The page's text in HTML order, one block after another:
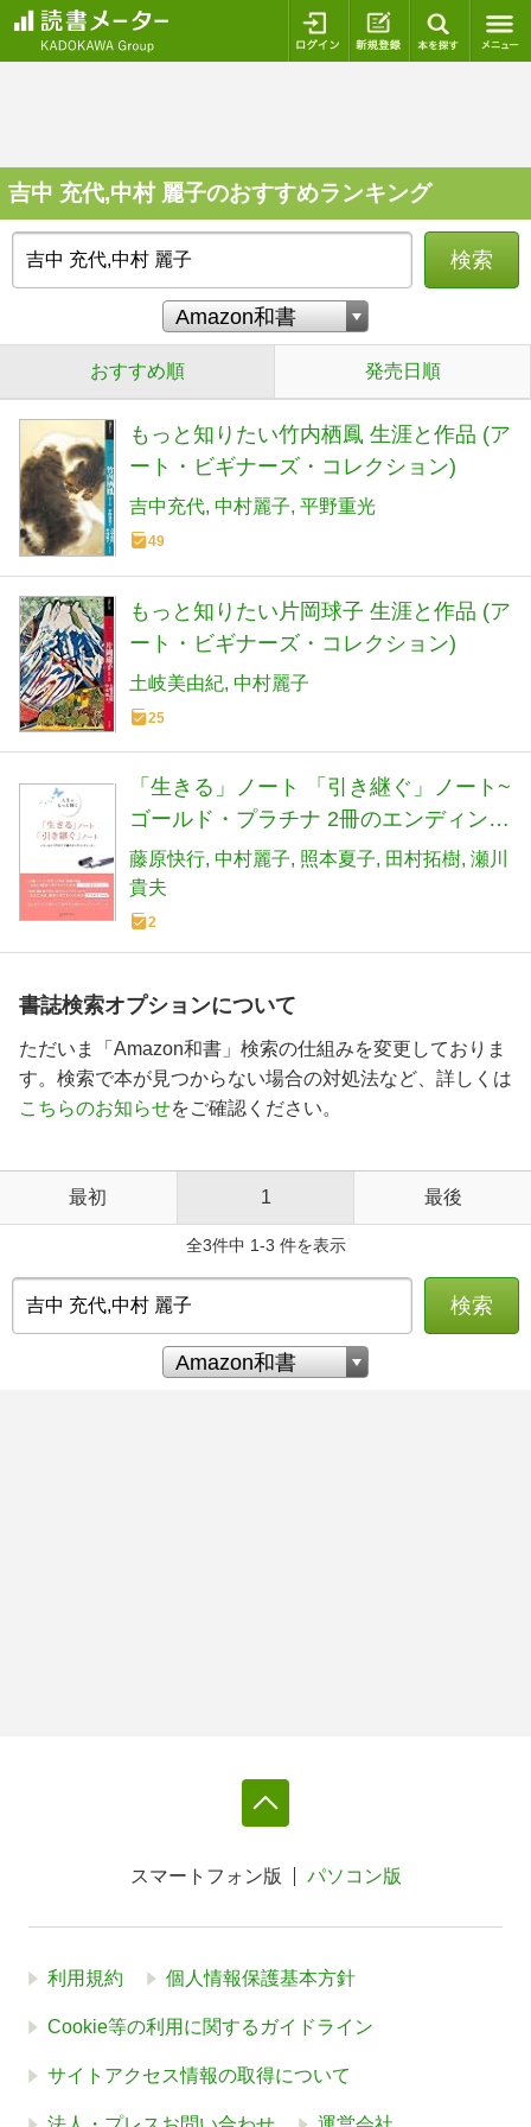
ログイン 新規登録
吉中 充代,中村 麗子のおすすめランキング
検索
おすすめ順 発売日順
もっと知りたい竹内栖鳳 生涯と作品 (ア
ート・ビギナーズ・コレクション)
吉中充代 中村麗子 平野重光
49
もっと知りたい片岡球子 生涯と作品 (ア
ート・ビギナーズ・コレクション)
土岐美由紀 中村麗子
25
「生きる」ノート 「引き継ぐ」ノート~
ゴールド・プラチナ 2冊のエンディング
ノート~
藤原快行 中村麗子 照本夏子 田村拓樹 瀬川
貴夫
2
書誌検索オプションについて
ただいま「Amazon和書」検索の仕組みを変更しておりま
す。検索で本が見つからない場合の対処法など、詳しくは
こちらのお知らせをご確認ください。
最初 1 最後
全3件中 1-3 件を表示
検索
スマートフォン版 パソコン版
利用規約 個人情報保護基本方針
Cookie等の利用に関するガイドライン
サイトアクセス情報の取得について